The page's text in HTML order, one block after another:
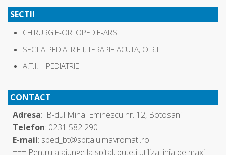
SECTII
CHIRURGIE-ORTOPEDIE-ARSI
SECTIA PEDIATRIE I, TERAPIE ACUTA, O.R.L
A.T.I. – PEDIATRIE
CONTACT
Adresa: B-dul Mihai Eminescu nr. 12, Botosani
Telefon: 0231 582 290
E-mail: sped_bt@spitalulmavromati.ro
=== Pentru a ajunge la spital, puteti utiliza linia de maxi-